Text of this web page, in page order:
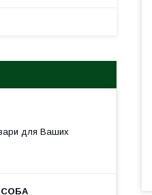
для Ваших